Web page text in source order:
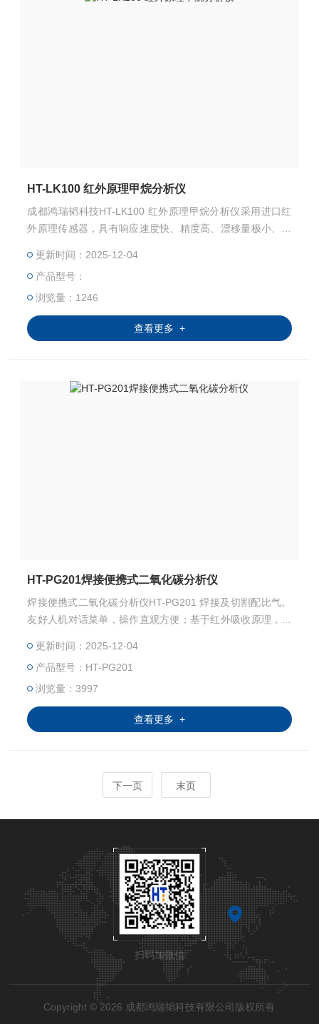
HT-LK100 红外原理甲烷分析仪
成都鸿瑞韬科技HT-LK100 红外原理甲烷分析仪采用进口红
外原理传感器，具有响应速度快、精度高、漂移量极小、校
范围的浓度准确测量；对被测气体具有很好的选择性，减少
交叉干扰影响
更新时间：2025-12-04
产品型号：
浏览量：1246
查看更多 +
HT-PG201焊接便携式二氧化碳分析仪
焊接便携式二氧化碳分析仪HT-PG201 焊接及切割配比气。
友好人机对话菜单，操作直观方便；基于红外吸收原理，检
校准间隔周期长、精度高、稳定可靠。
更新时间：2025-12-04
产品型号：HT-PG201
浏览量：3997
查看更多 +
下一页 末页
扫码加微信
Copyright © 2026 成都鸿瑞韬科技有限公司版权所有